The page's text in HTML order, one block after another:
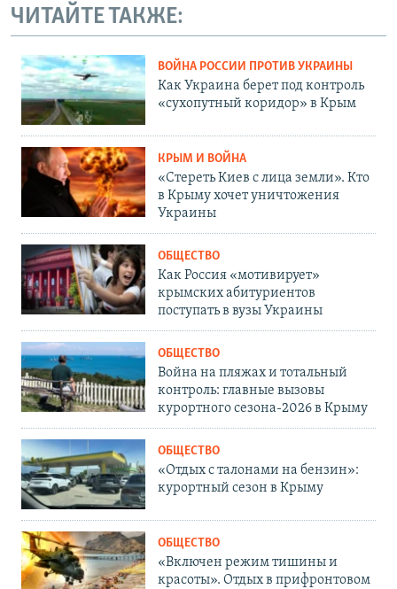
ЧИТАЙТЕ ТАКЖЕ:
ВОЙНА РОССИИ ПРОТИВ УКРАИНЫ
Как Украина берет под контроль
«сухопутный коридор» в Крым
КРЫМ И ВОЙНА
«Стереть Киев с лица земли». Кто
в Крыму хочет уничтожения
Украины
ОБЩЕСТВО
Как Россия «мотивирует»
крымских абитуриентов
поступать в вузы Украины
ОБЩЕСТВО
Война на пляжах и тотальный
контроль: главные вызовы
курортного сезона-2026 в Крыму
ОБЩЕСТВО
«Отдых с талонами на бензин»:
курортный сезон в Крыму
ОБЩЕСТВО
«Включен режим тишины и
красоты». Отдых в прифронтовом